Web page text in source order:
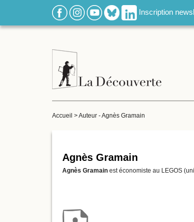
Inscription
Accueil >Auteur - Agnès Gramain
Agnès Gramain
Agnès Gramain est économiste au LEGOS